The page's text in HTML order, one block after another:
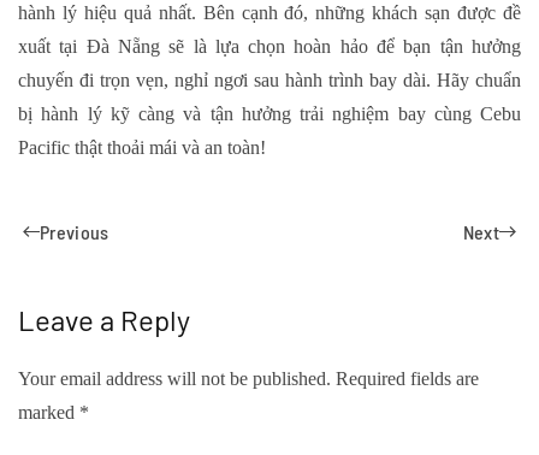
hành lý hiệu quả nhất. Bên cạnh đó, những khách sạn được đề
xuất tại Đà Nẵng sẽ là lựa chọn hoàn hảo để bạn tận hưởng
chuyến đi trọn vẹn, nghỉ ngơi sau hành trình bay dài. Hãy chuẩn
bị hành lý kỹ càng và tận hưởng trải nghiệm bay cùng Cebu
Pacific thật thoải mái và an toàn!
Previous Next
Leave a Reply
Your email address will not be published. Required fields are
marked *